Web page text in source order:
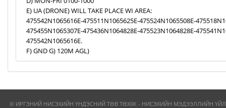
E) UA (DRONE) WILL TAKE PLACE WI AREA:
475542N1065616E-475511N1065625E-475524N1065508E-
475455N1065307E-475436N1064828E-475523N1064828E-
475542N1065616E.
F) GND G) 120M AGL)
© ИРГЭНИЙ НИСЭХИЙН ҮНДЭСНИЙ ТӨВ ТӨХХК - НИСЭХИЙН МЭДЭЭЛЛИЙН